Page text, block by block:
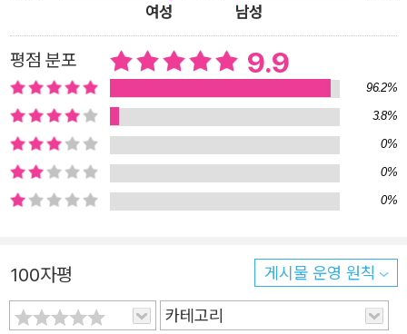
세요. 우리는 삶의 모든 순간에 과학을 만납니다. 아침에 일
어날 때는 휴대전화의 알람 소리에 눈을 뜨고, 가전제품으로
조리된 밥을 먹으며, TV를 보며 함께 울고 웃습니다. 하지만
어른들은 과학을 전문가와 학자들의 것이라고만 생각합니
다. 우리의 삶이 과학과 밀접한 관계에 있는 만큼 과학은 현
대를 살아가는 우리의 상식이자 교양인데도 말이죠. 반면에
어린이들은 어떨까요? 어린이들은 순수한 호기심을 가지고
어 물에 띄워 보기도 합니다. 볼록렌즈나 부력에 대한 전문
적인 이론이나 지식 없이도 말이죠. 모든 것은 호기심에서
시작됩니다. 어린이들의 과학에 대한 순수한 호기심을 유지,
여성 남성
평점 분포 9.9
96.2%
3.8%
0%
0%
0%
100자평 게시물 운영 원칙
카테고리